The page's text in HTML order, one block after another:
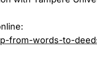
from-words-to-